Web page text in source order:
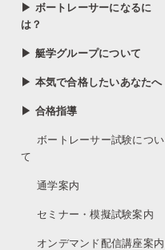
▶ ボートレーサーになるに
は？
▶ 艇学グループについて
▶ 本気で合格したいあなたへ
▶ 合格指導
ボートレーサー試験につい
て
通学案内
セミナー・模擬試験案内
オンデマンド配信講座案内